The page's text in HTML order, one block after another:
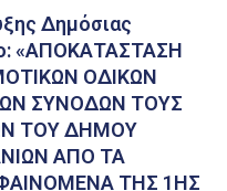
Δημόσιας
«ΑΠΟΚΑΤΑΣΤΑΣΗ
ΟΔΙΚΩΝ
ΣΥΝΟΔΩΝ ΤΟΥΣ
ΤΟΥ ΔΗΜΟΥ
ΑΠΟ ΤΑ
ΤΗΣ 1ΗΣ